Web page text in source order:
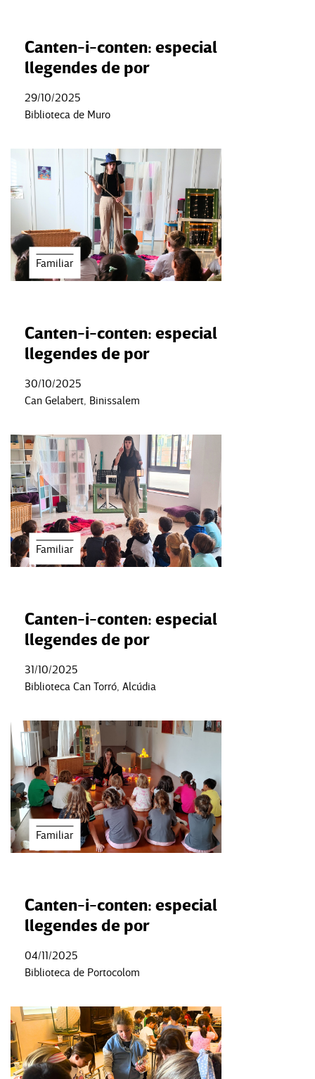
Canten-i-conten: especial
llegendes de por
29/10/2025
Biblioteca de Muro
Familiar
Canten-i-conten: especial
llegendes de por
30/10/2025
Can Gelabert, Binissalem
Familiar
Canten-i-conten: especial
llegendes de por
31/10/2025
Biblioteca Can Torró, Alcúdia
Familiar
Canten-i-conten: especial
llegendes de por
04/11/2025
Biblioteca de Portocolom